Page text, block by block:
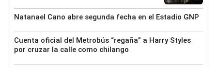
Natanael Cano abre segunda fecha en el Estadio GNP
Cuenta oficial del Metrobús “regaña” a Harry Styles
por cruzar la calle como chilango